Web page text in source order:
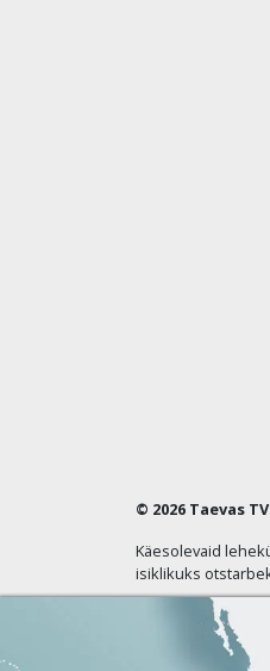
© 2026 Taevas
Käesolevaid
isiklikuks